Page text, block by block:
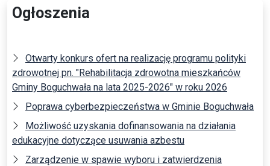
Ogłoszenia
Otwarty konkurs ofert na realizację programu polityki
zdrowotnej pn. "Rehabilitacja zdrowotna mieszkańców
Gminy Boguchwała na lata 2025-2026" w roku 2026
Poprawa cyberbezpieczeństwa w Gminie Boguchwała
Możliwość uzyskania dofinansowania na działania
edukacyjne dotyczące usuwania azbestu
Zarządzenie w spawie wyboru i zatwierdzenia